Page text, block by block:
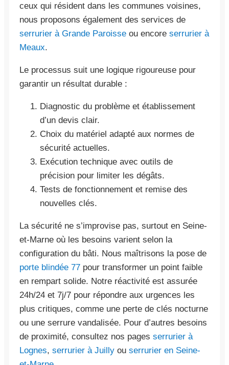
ceux qui résident dans les communes voisines,
nous proposons également des services de
serrurier à Grande Paroisse ou encore serrurier à
Meaux.
Le processus suit une logique rigoureuse pour
garantir un résultat durable :
Diagnostic du problème et établissement
d’un devis clair.
Choix du matériel adapté aux normes de
sécurité actuelles.
Exécution technique avec outils de
précision pour limiter les dégâts.
Tests de fonctionnement et remise des
nouvelles clés.
La sécurité ne s’improvise pas, surtout en Seine-
et-Marne où les besoins varient selon la
configuration du bâti. Nous maîtrisons la pose de
porte blindée 77 pour transformer un point faible
en rempart solide. Notre réactivité est assurée
24h/24 et 7j/7 pour répondre aux urgences les
plus critiques, comme une perte de clés nocturne
ou une serrure vandalisée. Pour d’autres besoins
de proximité, consultez nos pages serrurier à
Lognes, serrurier à Juilly ou serrurier en Seine-